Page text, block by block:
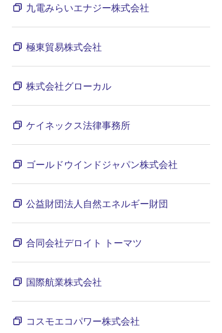
九電みらいエナジー株式会社
極東貿易株式会社
株式会社グローカル
ケイネックス法律事務所
ゴールドウインドジャパン株式会社
公益財団法人自然エネルギー財団
合同会社デロイト トーマツ
国際航業株式会社
コスモエコパワー株式会社